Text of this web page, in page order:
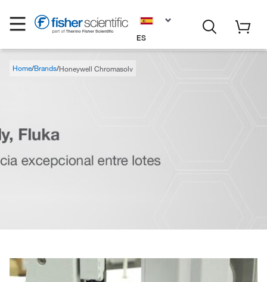
ES
Home Brands Honeywell Chromasolv